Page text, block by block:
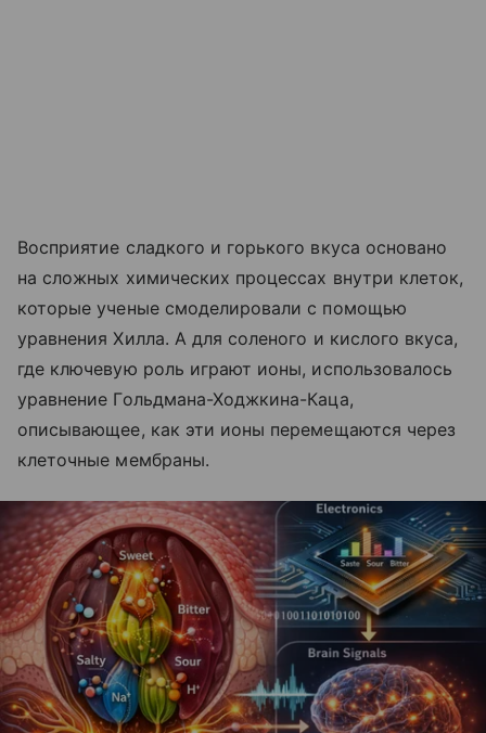
Восприятие сладкого и горького вкуса основано
на сложных химических процессах внутри клеток,
которые ученые смоделировали с помощью
уравнения Хилла. А для соленого и кислого вкуса,
где ключевую роль играют ионы, использовалось
уравнение Гольдмана-Ходжкина-Каца,
описывающее, как эти ионы перемещаются через
клеточные мембраны.